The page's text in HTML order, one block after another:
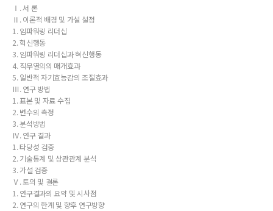
p. This study also have some practical implication that organizations should t
rain and educate their leaders to conduct empowering leadership in order to f
oster innovative behaviors of organizational members.
Ⅰ. 서 론
Ⅱ. 이론적 배경 및 가설 설정
1. 임파워링 리더십
2. 혁신행동
3. 임파워링 리더십과 혁신행동
4. 직무열의의 매개효과
5. 일반적 자기효능감의 조절효과
Ⅲ. 연구 방법
1. 표본 및 자료 수집
2. 변수의 측정
3. 분석방법
Ⅳ. 연구 결과
1. 타당성 검증
2. 기술통계 및 상관관계 분석
3. 가설 검증
Ⅴ. 토의 및 결론
1. 연구결과의 요약 및 시사점
2. 연구의 한계 및 향후 연구방향